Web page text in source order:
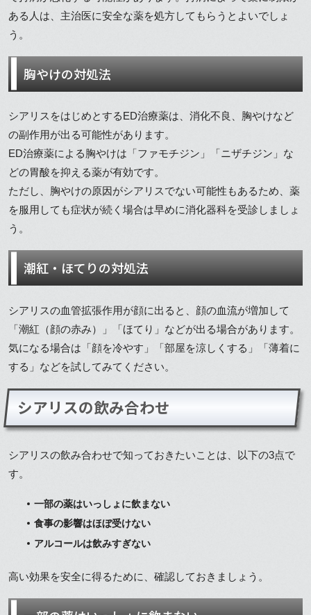
ある人は、主治医に安全な薬を処方してもらうとよいでしょ
う。
胸やけの対処法
シアリスをはじめとするED治療薬は、消化不良、胸やけなど
の副作用が出る可能性があります。
ED治療薬による胸やけは「ファモチジン」「ニザチジン」な
どの胃酸を抑える薬が有効です。
ただし、胸やけの原因がシアリスでない可能性もあるため、薬
を服用しても症状が続く場合は早めに消化器科を受診しましょ
う。
潮紅・ほてりの対処法
シアリスの血管拡張作用が顔に出ると、顔の血流が増加して
「潮紅（顔の赤み）」「ほてり」などが出る場合があります。
気になる場合は「顔を冷やす」「部屋を涼しくする」「薄着に
する」などを試してみてください。
シアリスの飲み合わせ
シアリスの飲み合わせで知っておきたいことは、以下の3点で
す。
一部の薬はいっしょに飲まない
食事の影響はほぼ受けない
アルコールは飲みすぎない
高い効果を安全に得るために、確認しておきましょう。